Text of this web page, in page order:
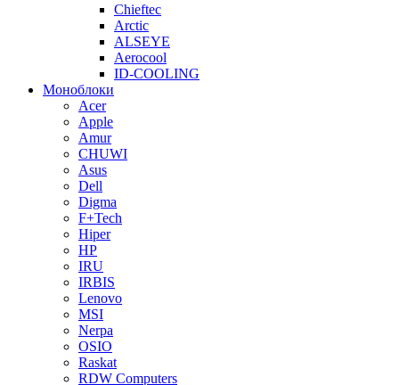
Chieftec
Arctic
ALSEYE
Aerocool
ID-COOLING
Моноблоки
Acer
Apple
Amur
CHUWI
Asus
Dell
Digma
F+Tech
Hiper
HP
IRU
IRBIS
Lenovo
MSI
Nerpa
OSIO
Raskat
RDW Computers